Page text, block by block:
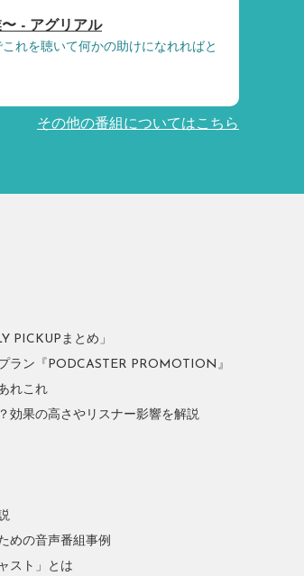
- アグリアル
れを聴いて何かの助けになれればと
その他の番組についてはこちら
PICKUPまとめ」
ラン『PODCASTER PROMOTION』
れこれ
効果の高さやリスナー影響を解説
めの音声番組事例
スト」とは